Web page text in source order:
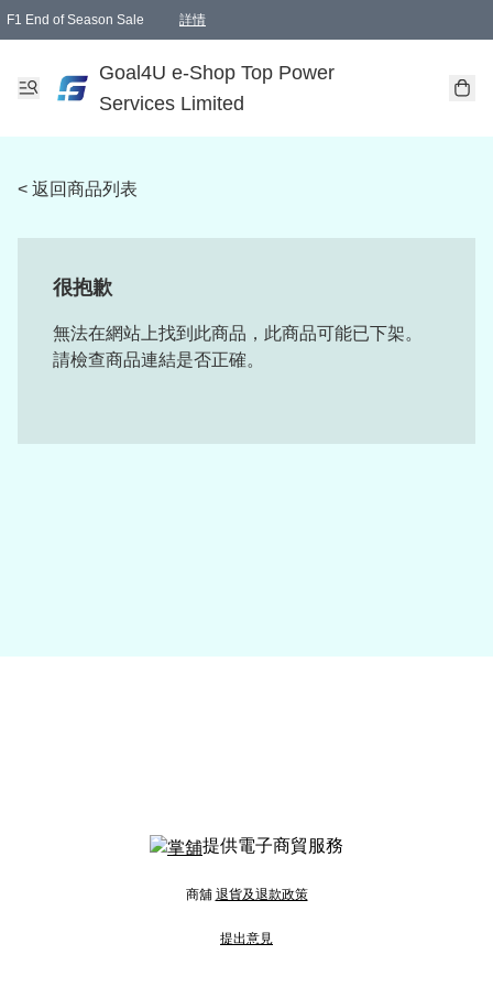
F1 End of Season Sale 詳情
Goal4U e-Shop Top Power
Services Limited
< 返回商品列表
很抱歉
無法在網站上找到此商品，此商品可能已下架。
請檢查商品連結是否正確。
提供電子商貿服務
商舖 退貨及退款政策
提出意見